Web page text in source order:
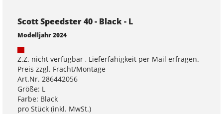
Scott Speedster 40 - Black - L
Modelljahr 2024
Z.Z. nicht verfügbar , Lieferfähigkeit per Mail erfragen.
Preis zzgl. Fracht/Montage
Art.Nr. 286442056
Größe: L
Farbe: Black
pro Stück (inkl. MwSt.)